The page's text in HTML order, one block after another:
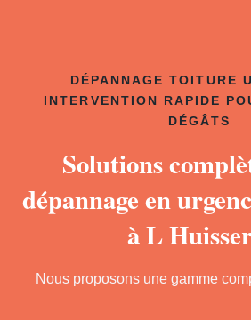
DÉPANNAGE TOITURE
INTERVENTION RAPIDE
DÉGÂTS
Solutions
dépannage en
à L
Nous proposons une gamme